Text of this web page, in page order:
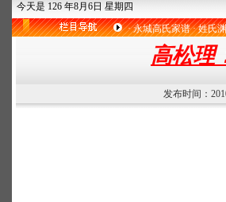
今天是 126 年8月6日 星期四
· 永城高氏家谱 · 姓氏
高松理
发布时间：